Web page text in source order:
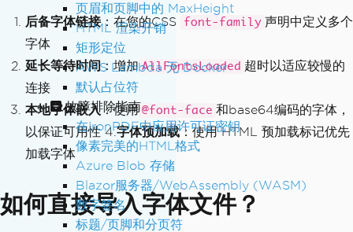
页眉和页脚中的 MaxHeight
HTML 渲染开销
矩形定位
AWS Lambda 无 Docker
默认占位符
故障排除指南
在IronPDF中应用许可证密钥
像素完美的HTML格式
Azure Blob 存储
Blazor服务器/WebAssembly (WASM)
数字签名
标题/页脚和分页符
后备字体链接：在您的CSS font-family 声明中定义多个
字体
延长等待时间：增加 AllFontsLoaded 超时以适应较慢的
连接
本地字体嵌入：使用 @font-face 和base64编码的字体，
以保证可用性 4.字体预加载：使用 HTML 预加载标记优先
加载字体
如何直接导入字体文件？